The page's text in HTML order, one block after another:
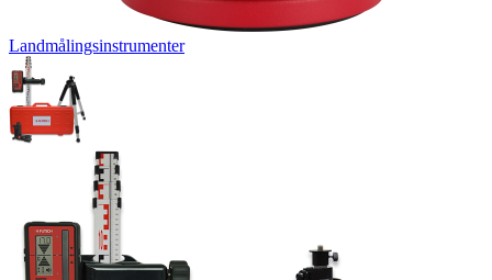
Landmålingsinstrumenter